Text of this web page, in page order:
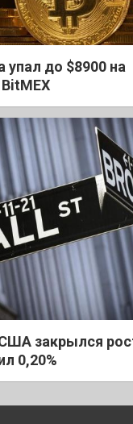
упал до $8900 на
закрылся
0,20%